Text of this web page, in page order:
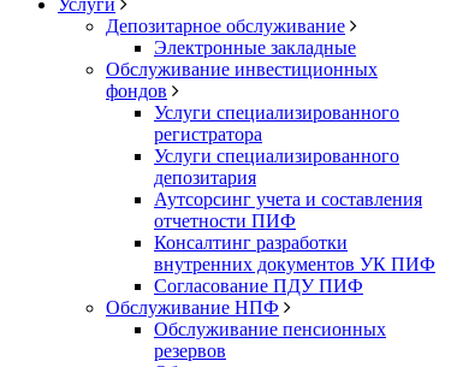
Услуги
Депозитарное обслуживание
Электронные закладные
Обслуживание инвестиционных
фондов
Услуги специализированного
регистратора
Услуги специализированного
депозитария
Аутсорсинг учета и составления
отчетности ПИФ
Консалтинг разработки
внутренних документов УК ПИФ
Согласование ПДУ ПИФ
Обслуживание НПФ
Обслуживание пенсионных
резервов